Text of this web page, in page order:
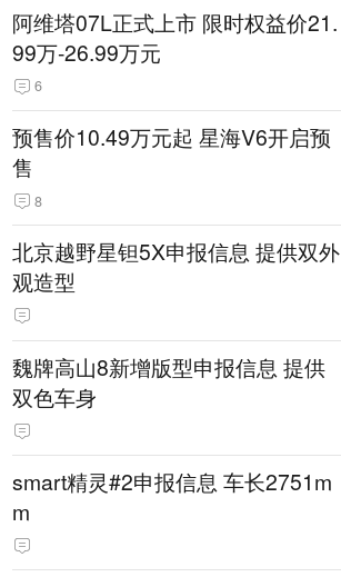
阿维塔07L正式上市 限时权益价21.
99万-26.99万元
6
预售价10.49万元起 星海V6开启预
售
8
北京越野星钽5X申报信息 提供双外
观造型
魏牌高山8新增版型申报信息 提供
双色车身
smart精灵#2申报信息 车长2751m
m